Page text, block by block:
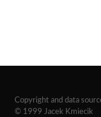
Copyright and data
© 1999 Jacek Kmiecik